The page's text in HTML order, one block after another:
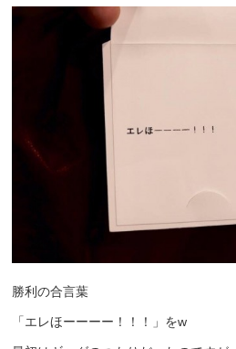
勝利の合言葉
「エレほーーーー！！！」をw